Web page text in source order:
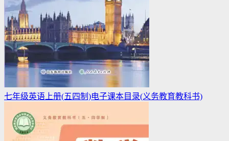
七年级英语上册(五四制)电子课本目录(义务教育教科书)